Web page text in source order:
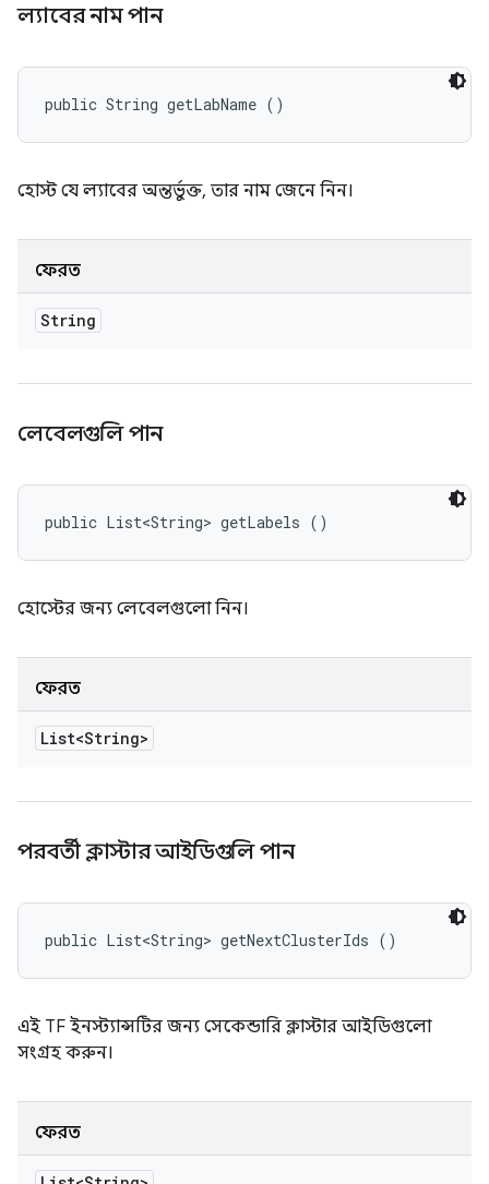
ল্যাবের নাম পান
public String getLabName ()
হোস্ট যে ল্যাবের অন্তর্ভুক্ত, তার নাম জেনে নিন।
ফেরত
String
লেবেলগুলি পান
public List<String> getLabels ()
হোস্টের জন্য লেবেলগুলো নিন।
ফেরত
List<String>
পরবর্তী ক্লাস্টার আইডিগুলি পান
public List<String> getNextClusterIds ()
এই TF ইনস্ট্যান্সটির জন্য সেকেন্ডারি ক্লাস্টার আইডিগুলো
সংগ্রহ করুন।
ফেরত